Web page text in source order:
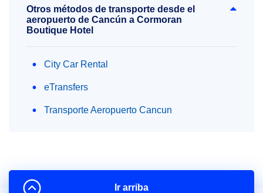
Otros métodos de transporte desde el
aeropuerto de Cancún a Cormoran
Boutique Hotel
City Car Rental
eTransfers
Transporte Aeropuerto Cancun
Ir arriba